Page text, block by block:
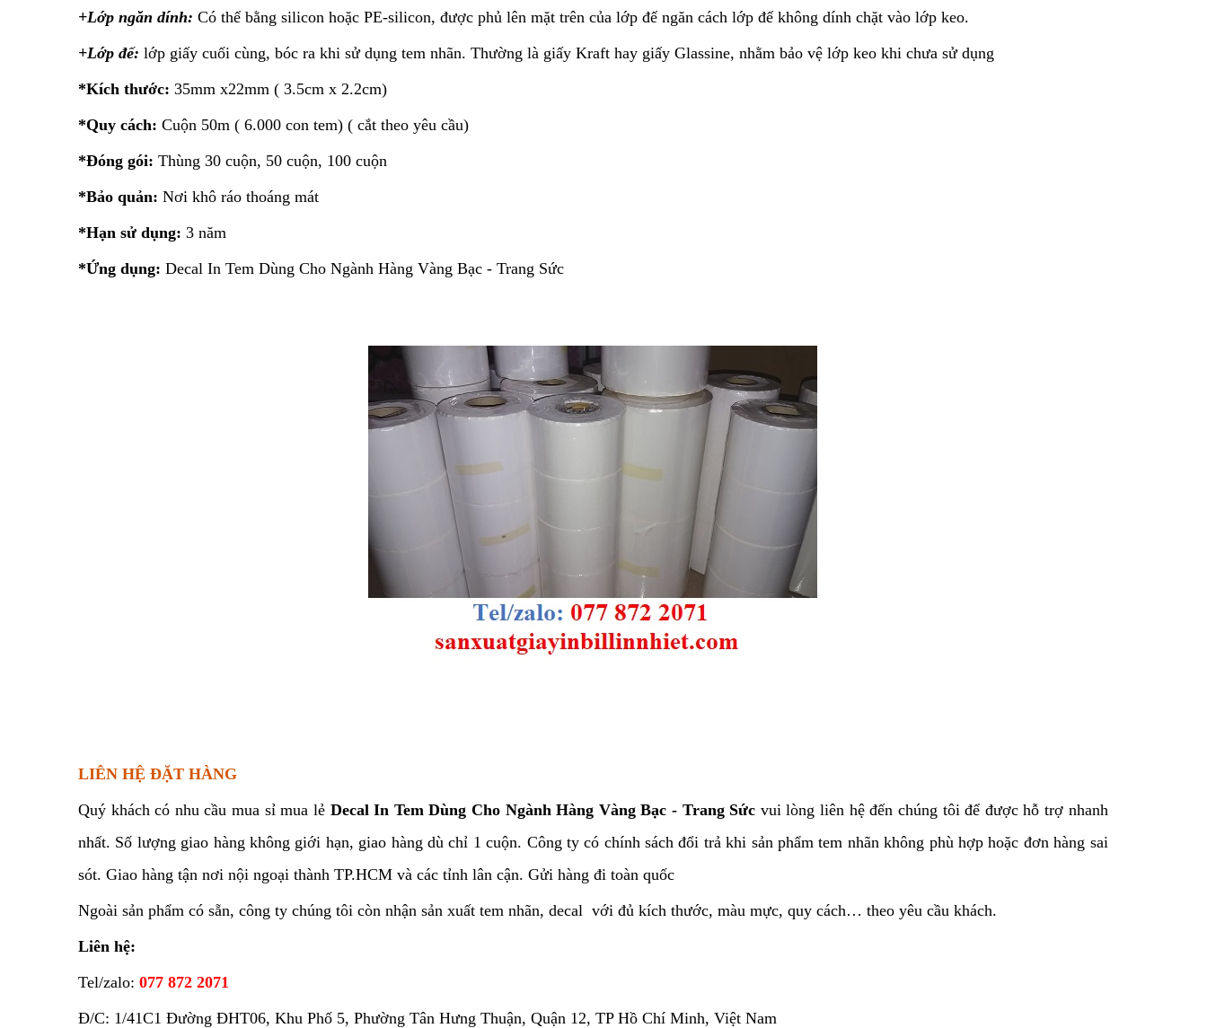
+Lớp ngăn dính: Có thể bằng silicon hoặc PE-silicon, được phủ lên mặt trên của lớp đế ngăn cách lớp đế không dính chặt vào lớp keo.
+Lớp đế: lớp giấy cuối cùng, bóc ra khi sử dụng tem nhãn. Thường là giấy Kraft hay giấy Glassine, nhằm bảo vệ lớp keo khi chưa sử dụng
*Kích thước: 35mm x22mm ( 3.5cm x 2.2cm)
*Quy cách: Cuộn 50m ( 6.000 con tem) ( cắt theo yêu cầu)
*Đóng gói: Thùng 30 cuộn, 50 cuộn, 100 cuộn
*Bảo quản: Nơi khô ráo thoáng mát
*Hạn sử dụng: 3 năm
*Ứng dụng: Decal In Tem Dùng Cho Ngành Hàng Vàng Bạc - Trang Sức
LIÊN HỆ ĐẶT HÀNG
Quý khách có nhu cầu mua sỉ mua lẻ Decal In Tem Dùng Cho Ngành Hàng Vàng Bạc - Trang Sức vui lòng liên hệ đến chúng tôi để được hỗ trợ nhanh
nhất. Số lượng giao hàng không giới hạn, giao hàng dù chỉ 1 cuộn. Công ty có chính sách đổi trả khi sản phẩm tem nhãn không phù hợp hoặc đơn hàng sai
sót. Giao hàng tận nơi nội ngoại thành TP.HCM và các tỉnh lân cận. Gửi hàng đi toàn quốc
Ngoài sản phẩm có sẵn, công ty chúng tôi còn nhận sản xuất tem nhãn, decal với đủ kích thước, màu mực, quy cách… theo yêu cầu khách.
Liên hệ:
Tel/zalo: 077 872 2071
Đ/C: 1/41C1 Đường ĐHT06, Khu Phố 5, Phường Tân Hưng Thuận, Quận 12, TP Hồ Chí Minh, Việt Nam